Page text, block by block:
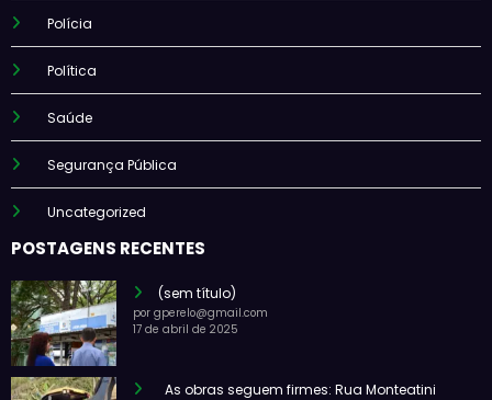
Polícia
Política
Saúde
Segurança Pública
Uncategorized
POSTAGENS RECENTES
(sem título)
por gperelo@gmail.com
17 de abril de 2025
As obras seguem firmes: Rua Monteatini